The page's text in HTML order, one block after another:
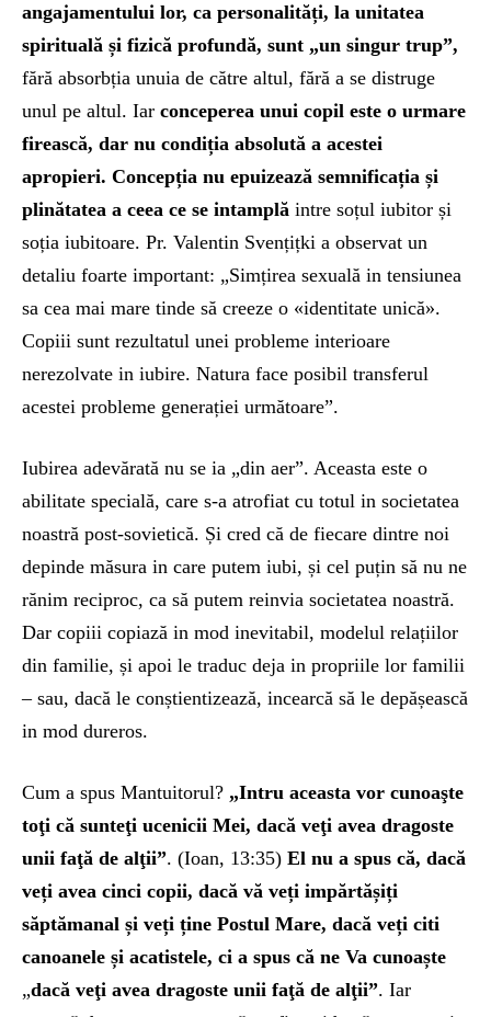
angajamentului lor, ca personalități, la unitatea
spirituală și fizică profundă, sunt „un singur trup”,
fără absorbția unuia de către altul, fără a se distruge
unul pe altul. Iar conceperea unui copil este o urmare
firească, dar nu condiția absolută a acestei
apropieri. Concepția nu epuizează semnificația și
plinătatea a ceea ce se intamplă intre soțul iubitor și
soția iubitoare. Pr. Valentin Svențițki a observat un
detaliu foarte important: „Simțirea sexuală in tensiunea
sa cea mai mare tinde să creeze o «identitate unică».
Copiii sunt rezultatul unei probleme interioare
nerezolvate in iubire. Natura face posibil transferul
acestei probleme generației următoare”.
Iubirea adevărată nu se ia „din aer”. Aceasta este o
abilitate specială, care s-a atrofiat cu totul in societatea
noastră post-sovietică. Și cred că de fiecare dintre noi
depinde măsura in care putem iubi, și cel puțin să nu ne
rănim reciproc, ca să putem reinvia societatea noastră.
Dar copiii copiază in mod inevitabil, modelul relațiilor
din familie, și apoi le traduc deja in propriile lor familii
– sau, dacă le conștientizează, incearcă să le depășească
in mod dureros.
Cum a spus Mantuitorul? „Intru aceasta vor cunoaşte
toţi că sunteţi ucenicii Mei, dacă veţi avea dragoste
unii faţă de alţii”. (Ioan, 13:35) El nu a spus că, dacă
veți avea cinci copii, dacă vă veți impărtășiți
săptămanal și veți ține Postul Mare, dacă veți citi
canoanele și acatistele, ci a spus că ne Va cunoaște
„dacă veţi avea dragoste unii faţă de alţii”. Iar